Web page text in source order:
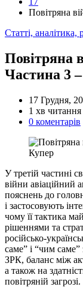
Повітряна
Категорії
Статті, аналітика,
Повітряна
Частина 3
17 Грудня,
Орієнтовний
час
1 хв читання
0 коментарів
У третій частині
війни авіаційний
пояснень до
і застосовують
чому її тактика
рішеннями та
російсько-
саме” і “чим
ЗРК, баланс між
а також на
повітряній загрозі.